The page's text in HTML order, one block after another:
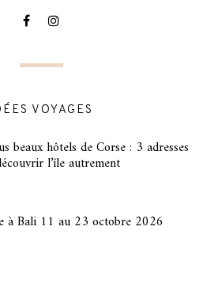
VOYAGES
beaux hôtels de Corse : 3 adresses
l’île autrement
à Bali 11 au 23 octobre 2026